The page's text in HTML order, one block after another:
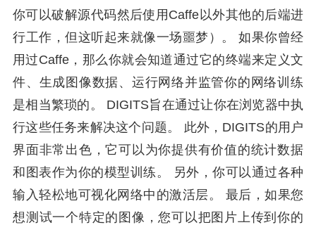
你可以破解源代码然后使用Caffe以外其他的后端进
行工作，但这听起来就像一场噩梦）。 如果你曾经
用过Caffe，那么你就会知道通过它的终端来定义文
件、生成图像数据、运行网络并监管你的网络训练
是相当繁琐的。 DIGITS旨在通过让你在浏览器中执
行这些任务来解决这个问题。 此外，DIGITS的用户
界面非常出色，它可以为你提供有价值的统计数据
和图表作为你的模型训练。 另外，你可以通过各种
输入轻松地可视化网络中的激活层。 最后，如果您
想测试一个特定的图像，您可以把图片上传到你的